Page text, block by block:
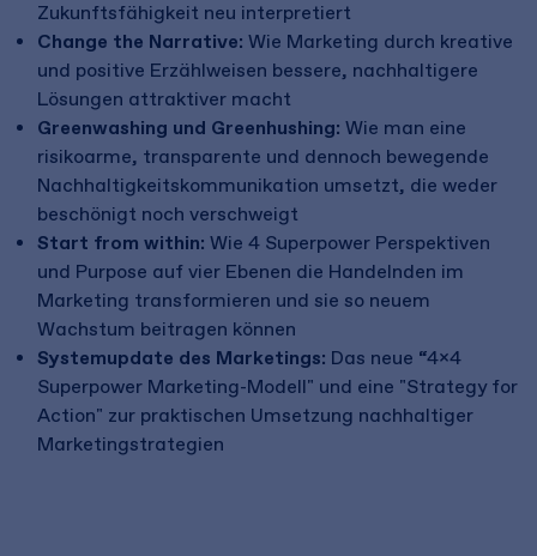
Zukunftsfähigkeit neu interpretiert
Change the Narrative: Wie Marketing durch kreative
und positive Erzählweisen bessere, nachhaltigere
Lösungen attraktiver macht
Greenwashing und Greenhushing: Wie man eine
risikoarme, transparente und dennoch bewegende
Nachhaltigkeitskommunikation umsetzt, die weder
beschönigt noch verschweigt
Start from within: Wie 4 Superpower Perspektiven
und Purpose auf vier Ebenen die Handelnden im
Marketing transformieren und sie so neuem
Wachstum beitragen können
Systemupdate des Marketings: Das neue “4x4
Superpower Marketing-Modell" und eine "Strategy for
Action" zur praktischen Umsetzung nachhaltiger
Marketingstrategien